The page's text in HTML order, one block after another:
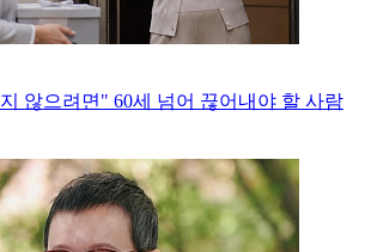
않으려면" 60세 넘어 끊어내야 할 사람